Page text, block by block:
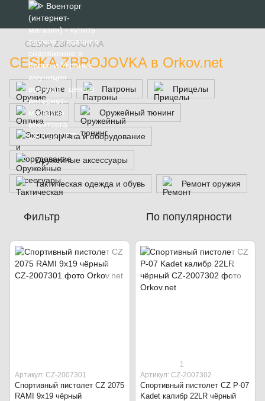
CESKA ZBROJOVKA
CESKA ZBROJOVKA в Orkov.net
Оружие Патроны Прицелы
Оптика Оружейный тюнинг
Экипировка и оборудование
Оружейные аксессуары
Тактическая одежда и обувь Ремонт оружия
Фильтр По популярности
Артикул: CZ-2007301
Спортивный пистолет CZ 2075
RAMI 9x19 чёрный
1
Артикул: CZ-2007302
Спортивный пистолет CZ P-07
Kadet калибр 22LR чёрный